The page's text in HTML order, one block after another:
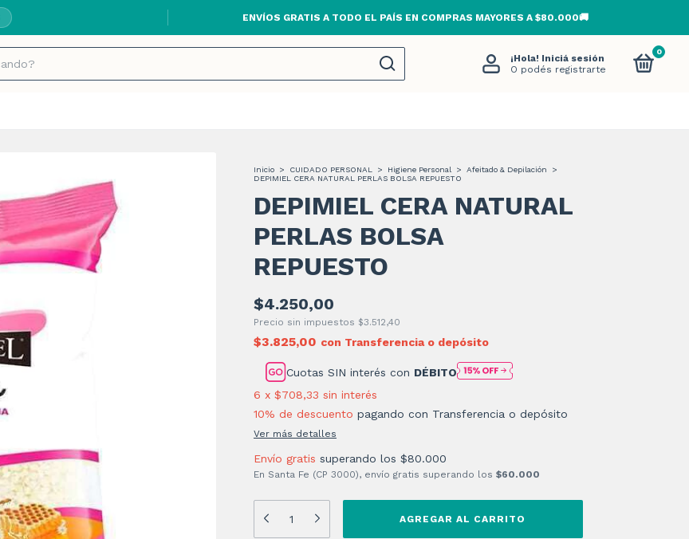
ENVÍOS GRATIS A TODO EL PAÍS EN COMPRAS MAYORES A $80.000🚚
¡Hola! Iniciá sesión
O podés registrarte
0
Inicio > CUIDADO PERSONAL > Higiene Personal > Afeitado & Depilación
>
DEPIMIEL CERA NATURAL PERLAS BOLSA REPUESTO
DEPIMIEL CERA NATURAL
PERLAS BOLSA
REPUESTO
$4.250,00
Precio sin impuestos $3.512,40
$3.825,00 con Transferencia o depósito
Cuotas SIN interés con DÉBITO
6 x $708,33 sin interés
10% de descuento pagando con Transferencia o depósito
Ver más detalles
Envío gratis superando los $80.000
En Santa Fe (CP 3000), envío gratis superando los $60.000